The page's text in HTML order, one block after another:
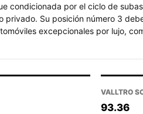
condicionada por el ciclo de
Su posición número 3
excepcionales por lujo,
VALLTRO
93.36